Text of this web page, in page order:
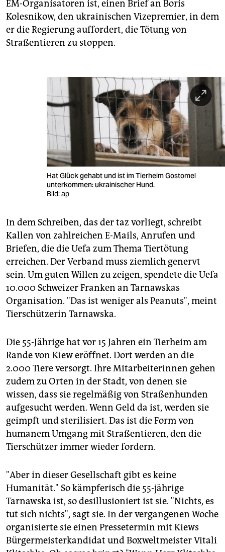
EM-Organisatoren ist, einen Brief an Boris
Kolesnikow, den ukrainischen Vizepremier, in dem
er die Regierung auffordert, die Tötung von
Straßentieren zu stoppen.
Hat Glück gehabt und ist im Tierheim Gostomel
unterkommen: ukrainischer Hund.
Bild: ap
In dem Schreiben, das der taz vorliegt, schreibt
Kallen von zahlreichen E-Mails, Anrufen und
Briefen, die die Uefa zum Thema Tiertötung
erreichen. Der Verband muss ziemlich genervt
sein. Um guten Willen zu zeigen, spendete die Uefa
10.000 Schweizer Franken an Tarnawskas
Organisation. "Das ist weniger als Peanuts", meint
Tierschützerin Tarnawska.
Die 55-Jährige hat vor 15 Jahren ein Tierheim am
Rande von Kiew eröffnet. Dort werden an die
2.000 Tiere versorgt. Ihre Mitarbeiterinnen gehen
zudem zu Orten in der Stadt, von denen sie
wissen, dass sie regelmäßig von Straßenhunden
aufgesucht werden. Wenn Geld da ist, werden sie
geimpft und sterilisiert. Das ist die Form von
humanem Umgang mit Straßentieren, den die
Tierschützer immer wieder fordern.
"Aber in dieser Gesellschaft gibt es keine
Humanität." So kämpferisch die 55-jährige
Tarnawska ist, so desillusioniert ist sie. "Nichts, es
tut sich nichts", sagt sie. In der vergangenen Woche
organisierte sie einen Pressetermin mit Kiews
Bürgermeisterkandidat und Boxweltmeister Vitali